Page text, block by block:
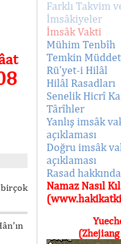
birçok
Farklı Takvim
İmsâkiyeler
İmsâk Vakti
Mühim Tenbîh
Temkin
Rü'yet-i Hilâl
Hilâl Rasadları
Senelik Hicrî
Târîhler
Yanlış imsâk
açıklaması
Doğru imsâk
açıklaması
Rasad
Namaz Nasıl